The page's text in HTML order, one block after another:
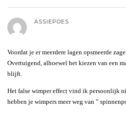
ASSIEPOES
Voordat je er meerdere lagen opsmeerde
Overtuigend, alhoewel het kiezen van een
blijft.
Het false wimper effect vind ik persoonlijk
hebben je wimpers meer weg van ”